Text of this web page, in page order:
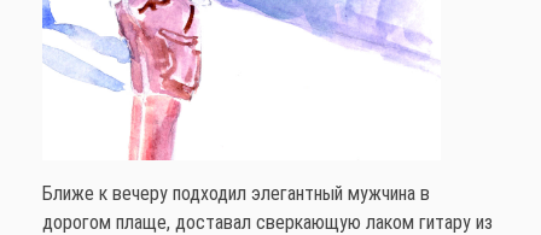
Ближе к вечеру подходил элегантный мужчина в
дорогом плаще, доставал сверкающую лаком гитару из